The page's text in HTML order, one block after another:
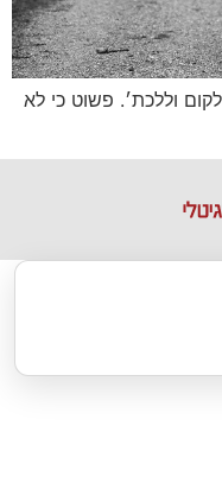
וללכת׳. פשוט כי לא